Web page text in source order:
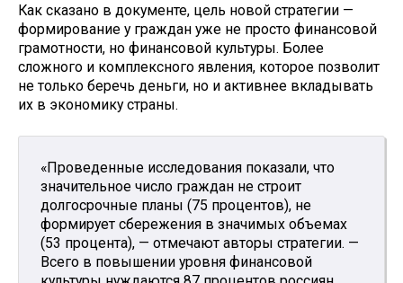
Как сказано в документе, цель новой стратегии —
формирование у граждан уже не просто финансовой
грамотности, но финансовой культуры. Более
сложного и комплексного явления, которое позволит
не только беречь деньги, но и активнее вкладывать
их в экономику страны.
«Проведенные исследования показали, что
значительное число граждан не строит
долгосрочные планы (75 процентов), не
формирует сбережения в значимых объемах
(53 процента), — отмечают авторы стратегии. —
Всего в повышении уровня финансовой